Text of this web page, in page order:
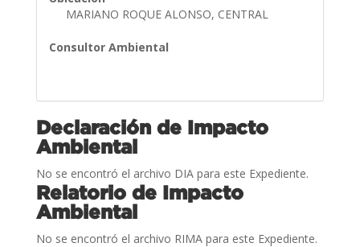
MARIANO ROQUE ALONSO, CENTRAL
Consultor Ambiental
Declaración de Impacto
Ambiental
No se encontró el archivo DIA para este Expediente.
Relatorio de Impacto
Ambiental
No se encontró el archivo RIMA para este Expediente.